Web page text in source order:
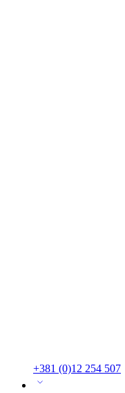
+381 (0)12 254 507